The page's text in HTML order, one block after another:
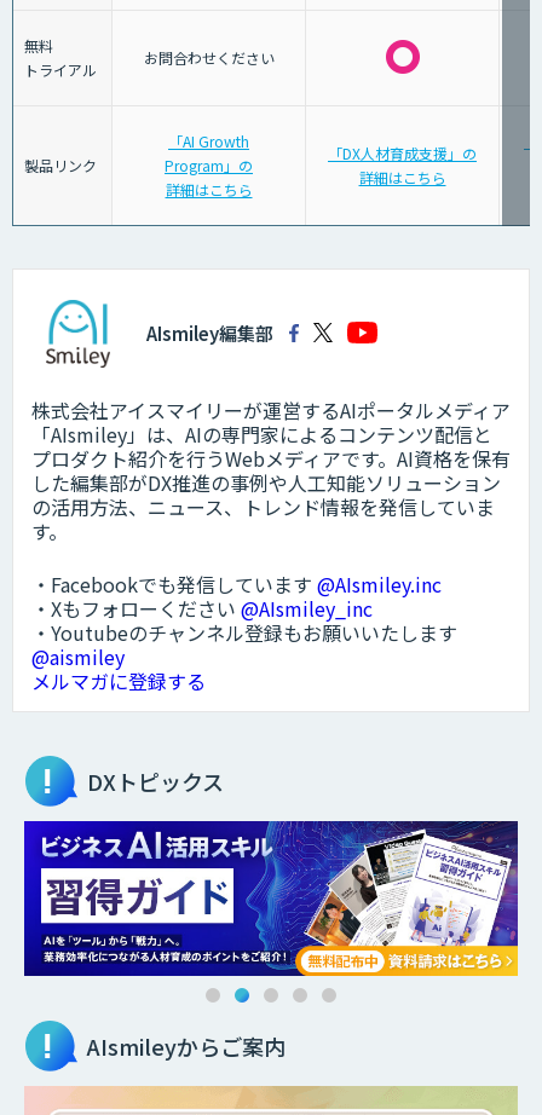
無料
トライアル
お問合わせください
製品リンク
「AI Growth
Program」の
詳細はこちら
「DX人材育成支援」の
詳細はこちら
AIsmiley編集部
株式会社アイスマイリーが運営するAIポータルメディア
「AIsmiley」は、AIの専門家によるコンテンツ配信と
プロダクト紹介を行うWebメディアです。AI資格を保有
した編集部がDX推進の事例や人工知能ソリューション
の活用方法、ニュース、トレンド情報を発信していま
す。
・Facebookでも発信しています @AIsmiley.inc
・Xもフォローください @AIsmiley_inc
・Youtubeのチャンネル登録もお願いいたします
@aismiley
メルマガに登録する
DXトピックス
AIsmileyからご案内